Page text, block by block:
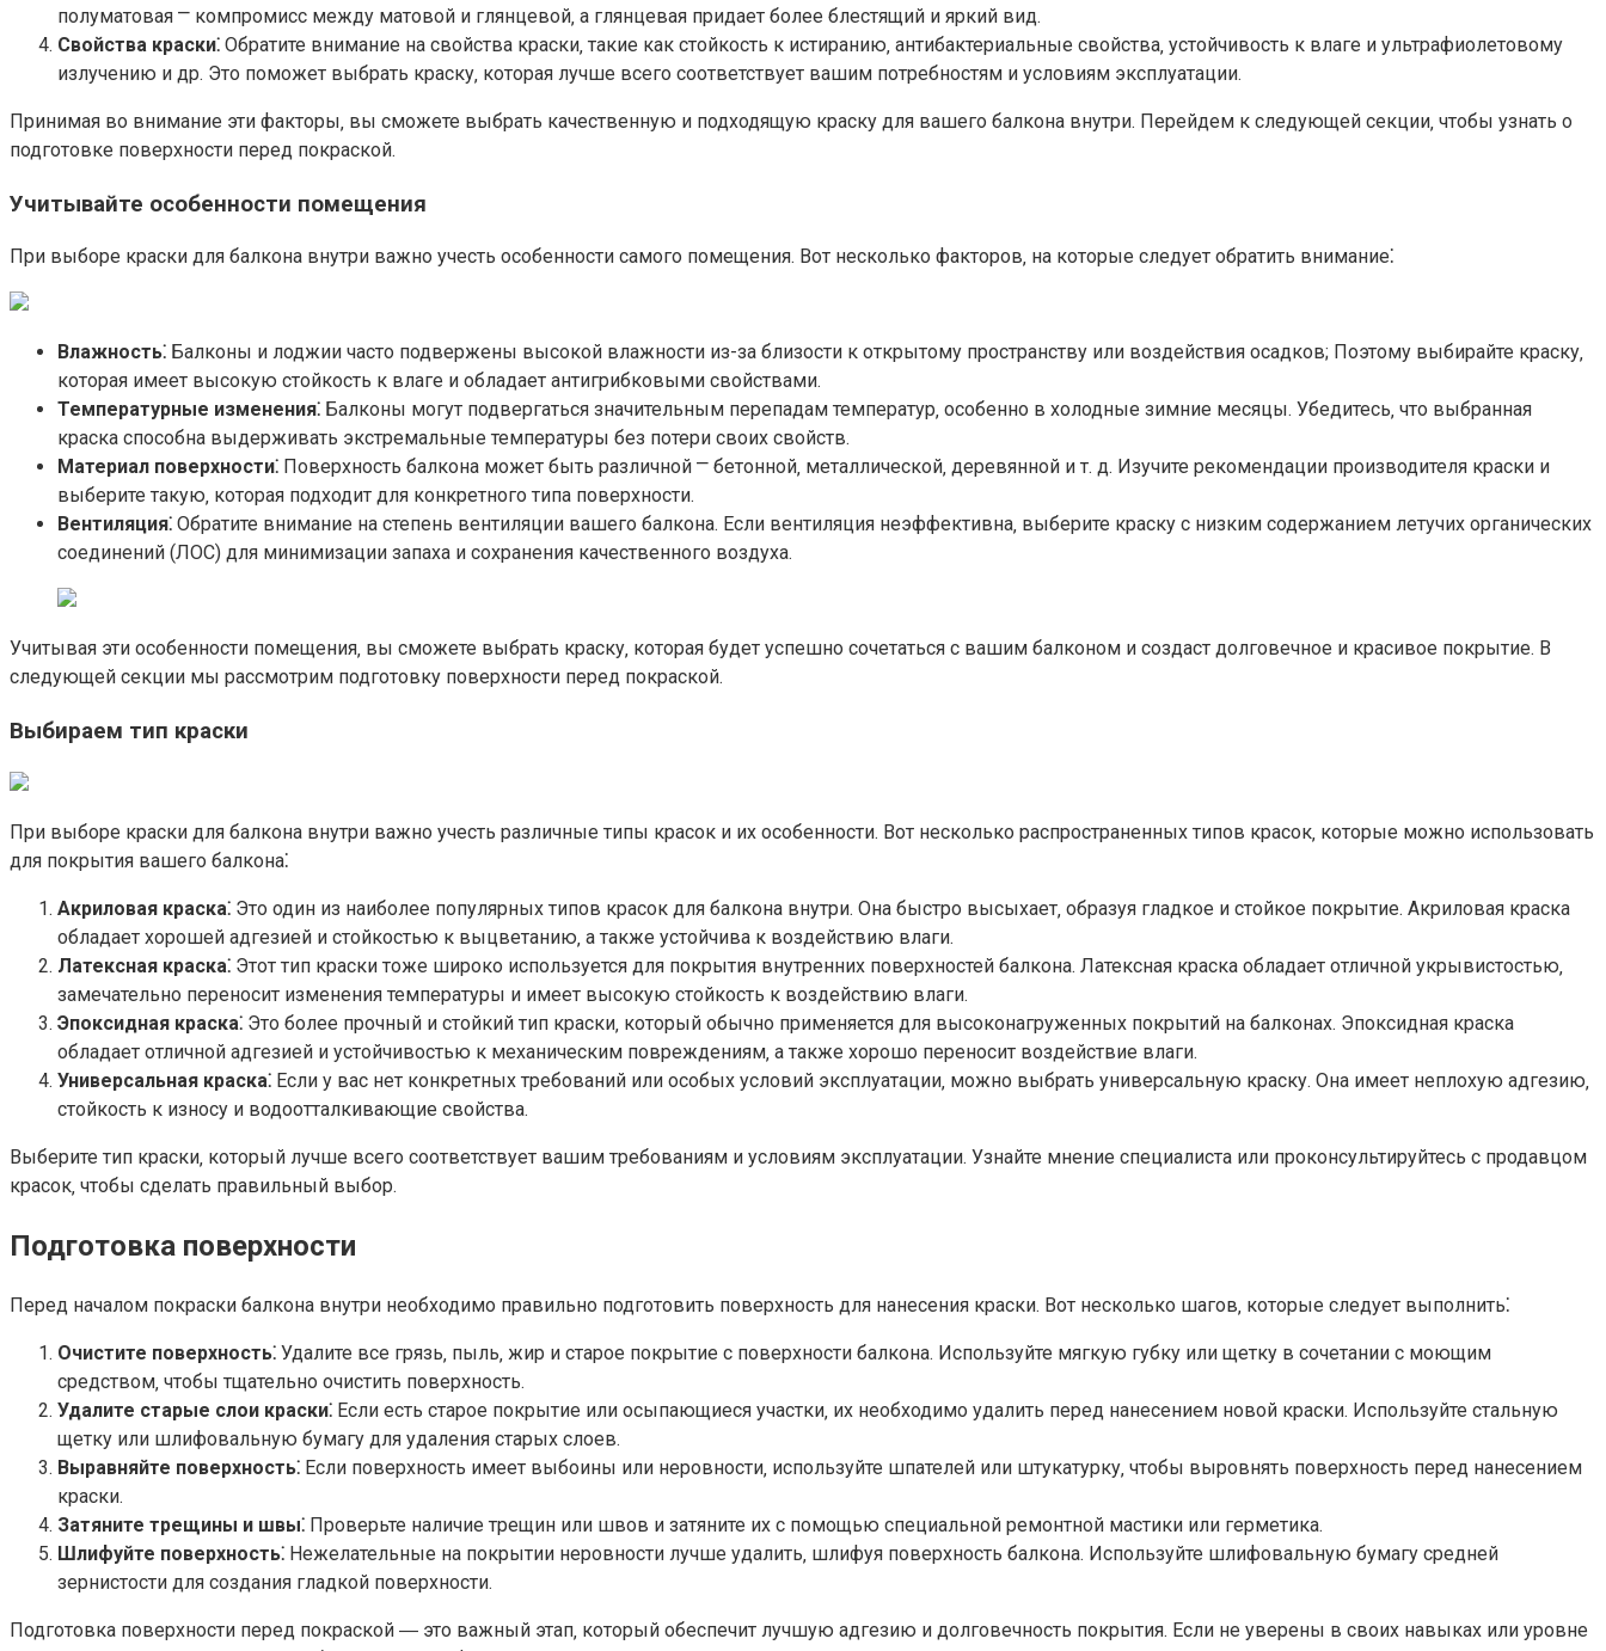
полуматовая ⎻ компромисс между матовой и глянцевой‚ а глянцевая придает более блестящий и яркий вид.
Свойства краски⁚ Обратите внимание на свойства краски‚ такие как стойкость к истиранию‚ антибактериальные свойства‚ устойчивость к влаге и ультрафиолетовому
излучению и др. Это поможет выбрать краску‚ которая лучше всего соответствует вашим потребностям и условиям эксплуатации.​
Принимая во внимание эти факторы‚ вы сможете выбрать качественную и подходящую краску для вашего балкона внутри.​ Перейдем к следующей секции‚ чтобы узнать о
подготовке поверхности перед покраской.​
Учитывайте особенности помещения
При выборе краски для балкона внутри важно учесть особенности самого помещения.​ Вот несколько факторов‚ на которые следует обратить внимание⁚
Влажность⁚ Балконы и лоджии часто подвержены высокой влажности из-за близости к открытому пространству или воздействия осадков; Поэтому выбирайте краску‚
которая имеет высокую стойкость к влаге и обладает антигрибковыми свойствами.
Температурные изменения⁚ Балконы могут подвергаться значительным перепадам температур‚ особенно в холодные зимние месяцы.​ Убедитесь‚ что выбранная
краска способна выдерживать экстремальные температуры без потери своих свойств.​
Материал поверхности⁚ Поверхность балкона может быть различной ⎻ бетонной‚ металлической‚ деревянной и т.​ д.​ Изучите рекомендации производителя краски и
выберите такую‚ которая подходит для конкретного типа поверхности.​
Вентиляция⁚ Обратите внимание на степень вентиляции вашего балкона.​ Если вентиляция неэффективна‚ выберите краску с низким содержанием летучих органических
соединений (ЛОС) для минимизации запаха и сохранения качественного воздуха.​
Учитывая эти особенности помещения‚ вы сможете выбрать краску‚ которая будет успешно сочетаться с вашим балконом и создаст долговечное и красивое покрытие.​ В
следующей секции мы рассмотрим подготовку поверхности перед покраской.​
Выбираем тип краски
При выборе краски для балкона внутри важно учесть различные типы красок и их особенности.​ Вот несколько распространенных типов красок‚ которые можно использовать
для покрытия вашего балкона⁚
Акриловая краска⁚ Это один из наиболее популярных типов красок для балкона внутри. Она быстро высыхает‚ образуя гладкое и стойкое покрытие.​ Акриловая краска
обладает хорошей адгезией и стойкостью к выцветанию‚ а также устойчива к воздействию влаги.​
Латексная краска⁚ Этот тип краски тоже широко используется для покрытия внутренних поверхностей балкона. Латексная краска обладает отличной укрывистостью‚
замечательно переносит изменения температуры и имеет высокую стойкость к воздействию влаги.​
Эпоксидная краска⁚ Это более прочный и стойкий тип краски‚ который обычно применяется для высоконагруженных покрытий на балконах.​ Эпоксидная краска
обладает отличной адгезией и устойчивостью к механическим повреждениям‚ а также хорошо переносит воздействие влаги.​
Универсальная краска⁚ Если у вас нет конкретных требований или особых условий эксплуатации‚ можно выбрать универсальную краску.​ Она имеет неплохую адгезию‚
стойкость к износу и водоотталкивающие свойства.​
Выберите тип краски‚ который лучше всего соответствует вашим требованиям и условиям эксплуатации. Узнайте мнение специалиста или проконсультируйтесь с продавцом
красок‚ чтобы сделать правильный выбор.​
Подготовка поверхности
Перед началом покраски балкона внутри необходимо правильно подготовить поверхность для нанесения краски.​ Вот несколько шагов‚ которые следует выполнить⁚
Очистите поверхность⁚ Удалите все грязь‚ пыль‚ жир и старое покрытие с поверхности балкона. Используйте мягкую губку или щетку в сочетании с моющим
средством‚ чтобы тщательно очистить поверхность.​
Удалите старые слои краски⁚ Если есть старое покрытие или осыпающиеся участки‚ их необходимо удалить перед нанесением новой краски. Используйте стальную
щетку или шлифовальную бумагу для удаления старых слоев.​
Выравняйте поверхность⁚ Если поверхность имеет выбоины или неровности‚ используйте шпателей или штукатурку‚ чтобы выровнять поверхность перед нанесением
краски.​
Затяните трещины и швы⁚ Проверьте наличие трещин или швов и затяните их с помощью специальной ремонтной мастики или герметика.​
Шлифуйте поверхность⁚ Нежелательные на покрытии неровности лучше удалить‚ шлифуя поверхность балкона.​ Используйте шлифовальную бумагу средней
зернистости для создания гладкой поверхности.​
Подготовка поверхности перед покраской ― это важный этап‚ который обеспечит лучшую адгезию и долговечность покрытия.​ Если не уверены в своих навыках или уровне